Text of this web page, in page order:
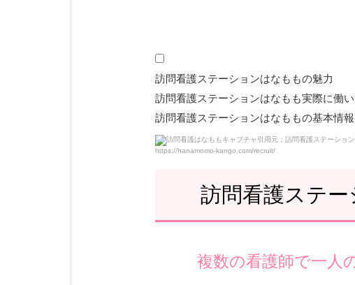
訪問看護ステーションはなももの魅力
訪問看護ステーションはなもも実際に働
訪問看護ステーションはなももの基本情報
引用元：訪問看護ステーショ
https://hanamomo-kango.com/recruit/
訪問看護ステ
複数の看護師で一人